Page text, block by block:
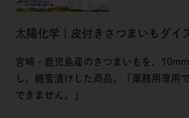
太陽化学 | 皮付きさつまいもダイ
宮崎・鹿児島産のさつまいもを、
し、糖蜜漬けした商品。「業務用専用
できません。」